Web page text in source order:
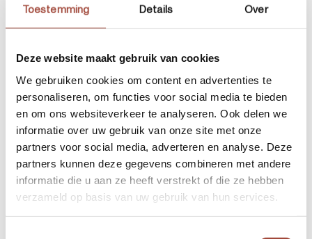
Toestemming Details Over
Deze website maakt gebruik van cookies
We gebruiken cookies om content en advertenties te
personaliseren, om functies voor social media te bieden
en om ons websiteverkeer te analyseren. Ook delen we
informatie over uw gebruik van onze site met onze
partners voor social media, adverteren en analyse. Deze
partners kunnen deze gegevens combineren met andere
informatie die u aan ze heeft verstrekt of die ze hebben
verzameld op basis van uw gebruik van hun services.
wetenschapspark van Gent. De studie
werd uitgevoerd in opdracht van de
publieke en academische partners,
waaronder de Universiteit Gent en PMV.
Volgens ons beproefd framework
onderzochten we: - de marktvraag en
positionering binnen een ecosysteem van
AI-startups en scale-ups, - de optimale
spaceplanning voor coworking,
vergaderzalen en private office suites, - het
dienstenaanbod en de
concurrentieanalyse in de regio, - de